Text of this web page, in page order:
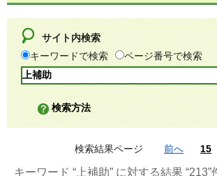
サイト内検索
キーワードで検索
ページ番号で検索
検索方法
検索結果ページ 前へ 15
キーワード “上補助” に対する結果 “213”